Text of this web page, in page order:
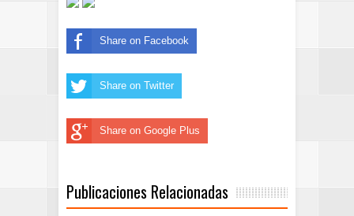
Share on Facebook
Share on Twitter
Share on Google Plus
Publicaciones Relacionadas